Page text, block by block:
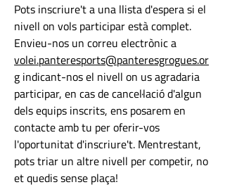
Pots inscriure't a una llista d'espera si el
nivell on vols participar està complet.
Envieu-nos un correu electrònic a
volei.panteresports@panteresgrogues.or
g indicant-nos el nivell on us agradaria
participar, en cas de cancel·lació d'algun
dels equips inscrits, ens posarem en
contacte amb tu per oferir-vos
l'oportunitat d'inscriure't. Mentrestant,
pots triar un altre nivell per competir, no
et quedis sense plaça!